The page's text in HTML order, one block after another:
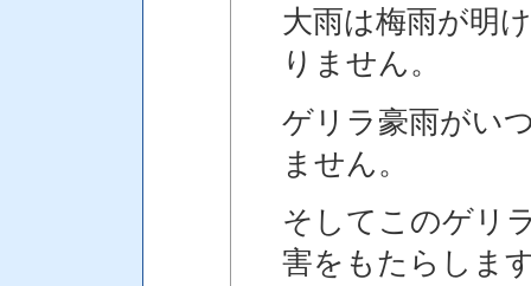
大雨は梅雨が明
りません。
ゲリラ豪雨がい
ません。
そしてこのゲリ
害をもたらしま